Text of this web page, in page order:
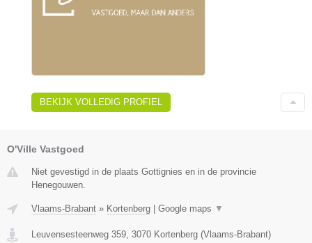
BEKIJK VOLLEDIG PROFIEL
O'Ville Vastgoed
Niet gevestigd in de plaats Gottignies en in de provincie
Henegouwen.
Vlaams-Brabant » Kortenberg Google maps ▼
Leuvensesteenweg 359, 3070 Kortenberg (Vlaams-Brabant)